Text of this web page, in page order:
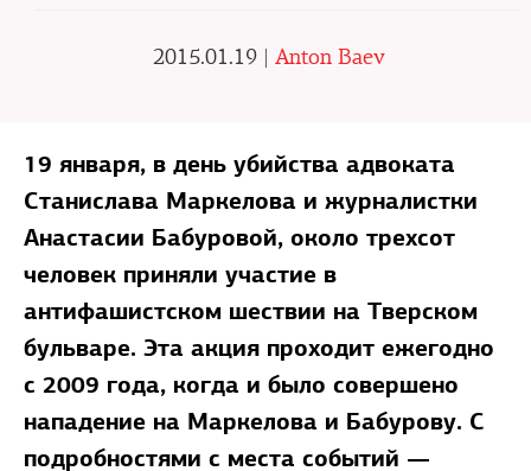
2015.01.19 | Anton Baev
19 января, в день убийства адвоката
Станислава Маркелова и журналистки
Анастасии Бабуровой, около трехсот
человек приняли участие в
антифашистском шествии на Тверском
бульваре. Эта акция проходит ежегодно
с 2009 года, когда и было совершено
нападение на Маркелова и Бабурову. С
подробностями с места событий —